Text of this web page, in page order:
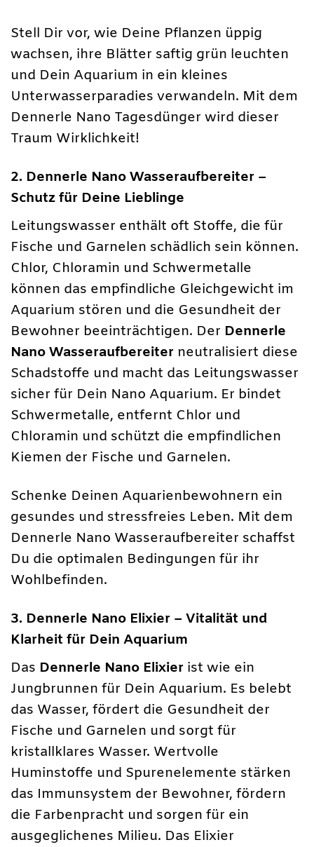
Stell Dir vor, wie Deine Pflanzen üppig
wachsen, ihre Blätter saftig grün leuchten
und Dein Aquarium in ein kleines
Unterwasserparadies verwandeln. Mit dem
Dennerle Nano Tagesdünger wird dieser
Traum Wirklichkeit!
2. Dennerle Nano Wasseraufbereiter –
Schutz für Deine Lieblinge
Leitungswasser enthält oft Stoffe, die für
Fische und Garnelen schädlich sein können.
Chlor, Chloramin und Schwermetalle
können das empfindliche Gleichgewicht im
Aquarium stören und die Gesundheit der
Bewohner beeinträchtigen. Der Dennerle
Nano Wasseraufbereiter neutralisiert diese
Schadstoffe und macht das Leitungswasser
sicher für Dein Nano Aquarium. Er bindet
Schwermetalle, entfernt Chlor und
Chloramin und schützt die empfindlichen
Kiemen der Fische und Garnelen.
Schenke Deinen Aquarienbewohnern ein
gesundes und stressfreies Leben. Mit dem
Dennerle Nano Wasseraufbereiter schaffst
Du die optimalen Bedingungen für ihr
Wohlbefinden.
3. Dennerle Nano Elixier – Vitalität und
Klarheit für Dein Aquarium
Das Dennerle Nano Elixier ist wie ein
Jungbrunnen für Dein Aquarium. Es belebt
das Wasser, fördert die Gesundheit der
Fische und Garnelen und sorgt für
kristallklares Wasser. Wertvolle
Huminstoffe und Spurenelemente stärken
das Immunsystem der Bewohner, fördern
die Farbenpracht und sorgen für ein
ausgeglichenes Milieu. Das Elixier